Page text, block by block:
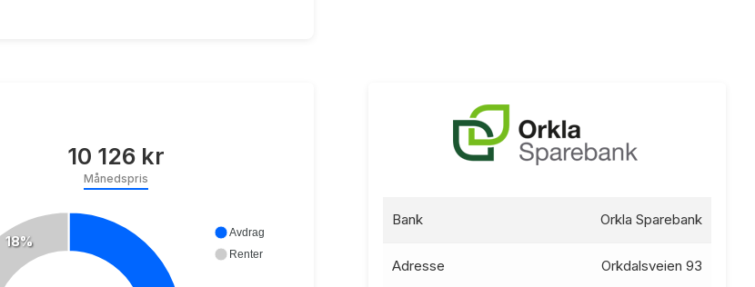
10 126 kr
Månedspris
18%
Avdrag
Renter
Bank Orkla Sparebank
Adresse Orkdalsveien 93